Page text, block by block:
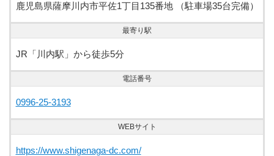
鹿児島県薩摩川内市平佐1丁目135番地 （駐車場35台完備）
最寄り駅
JR「川内駅」から徒歩5分
電話番号
0996-25-3193
WEBサイト
https://www.shigenaga-dc.com/